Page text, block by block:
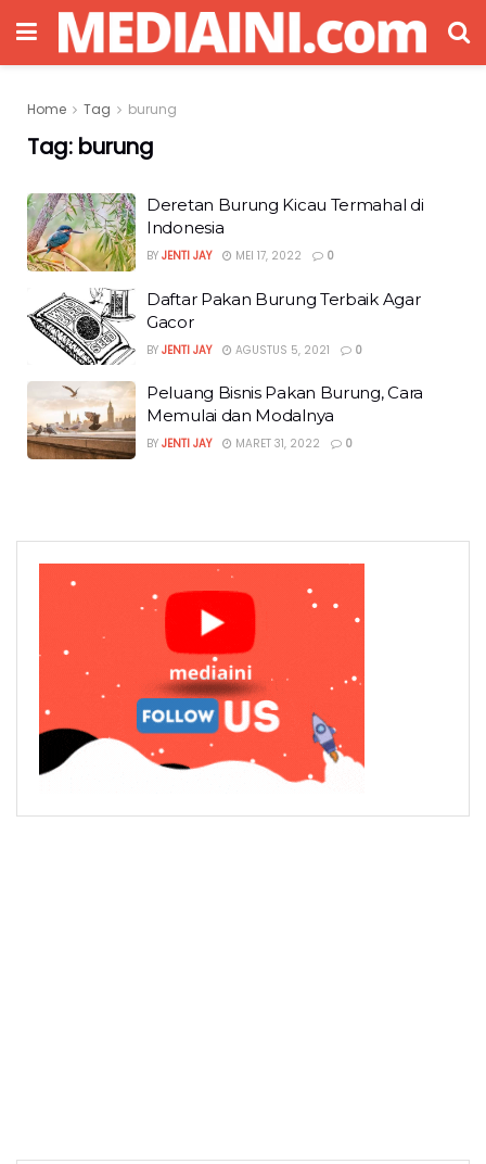
Home Tag burung
Tag: burung
Deretan Burung Kicau Termahal di
Indonesia
BY JENTI JAY MEI 17, 2022 0
Daftar Pakan Burung Terbaik Agar
Gacor
BY JENTI JAY AGUSTUS 5, 2021 0
Peluang Bisnis Pakan Burung, Cara
Memulai dan Modalnya
BY JENTI JAY MARET 31, 2022 0